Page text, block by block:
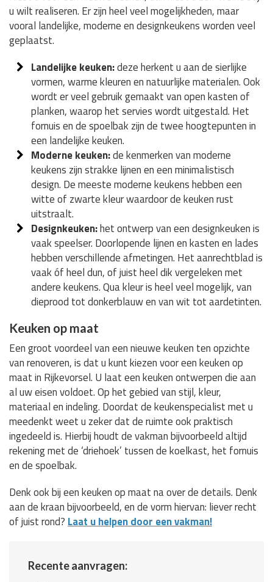
u wilt realiseren. Er zijn heel veel mogelijkheden, maar
vooral landelijke, moderne en designkeukens worden veel
geplaatst.
Landelijke keuken:deze herkent u aan de sierlijke
vormen, warme kleuren en natuurlijke materialen. Ook
wordt er veel gebruik gemaakt van open kasten of
planken, waarop het servies wordt uitgestald. Het
fornuis en de spoelbak zijn de twee hoogtepunten in
een landelijke keuken.
Moderne keuken:de kenmerken van moderne
keukens zijn strakke lijnen en een minimalistisch
design. De meeste moderne keukens hebben een
witte of zwarte kleur waardoor de keuken rust
uitstraalt.
Designkeuken:het ontwerp van een designkeuken is
vaak speelser. Doorlopende lijnen en kasten en lades
hebben verschillende afmetingen. Het aanrechtblad is
vaak óf heel dun, of juist heel dik vergeleken met
andere keukens. Qua kleur is heel veel mogelijk, van
dieprood tot donkerblauw en van wit tot aardetinten.
Keuken op maat
Een groot voordeel van een nieuwe keuken ten opzichte
van renoveren, is dat u kunt kiezen voor een keuken op
maat in Rijkevorsel. U laat een keuken ontwerpen die aan
al uw eisen voldoet. Op het gebied van stijl, kleur,
materiaal en indeling. Doordat de keukenspecialist met u
meedenkt weet u zeker dat de ruimte ook praktisch
ingedeeld is. Hierbij houdt de vakman bijvoorbeeld altijd
rekening met de ‘driehoek’ tussen de koelkast, het fornuis
en de spoelbak.
Denk ook bij een keuken op maat na over de details. Denk
aan de kraan bijvoorbeeld, en de vorm hiervan: liever recht
of juist rond? Laat u helpen door een vakman!
Recente aanvragen: